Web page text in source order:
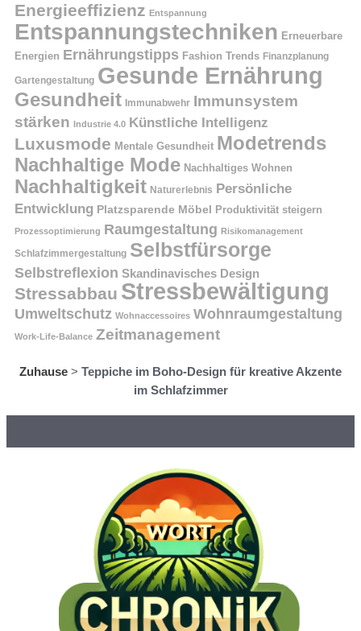
Energieeffizienz Entspannung
Entspannungstechniken Erneuerbare
Energien Ernährungstipps Fashion Trends Finanzplanung
Gartengestaltung Gesunde Ernährung
Gesundheit Immunabwehr Immunsystem
stärken
Industrie 4.0 Künstliche Intelligenz
Luxusmode Mentale Gesundheit Modetrends
Nachhaltige Mode Nachhaltiges Wohnen
Nachhaltigkeit Naturerlebnis Persönliche
Entwicklung Platzsparende Möbel Produktivität steigern
Prozessoptimierung Raumgestaltung Risikomanagement
Schlafzimmergestaltung Selbstfürsorge
Selbstreflexion Skandinavisches Design
Stressabbau Stressbewältigung
Umweltschutz Wohnaccessoires Wohnraumgestaltung
Work-Life-Balance Zeitmanagement
Zuhause > Teppiche im Boho-Design für kreative Akzente
im Schlafzimmer